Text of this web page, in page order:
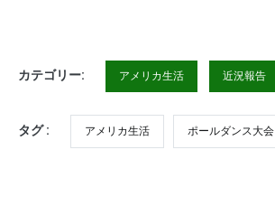
カテゴリー: アメリカ生活 近況報告
タグ : アメリカ生活 ポールダンス大会